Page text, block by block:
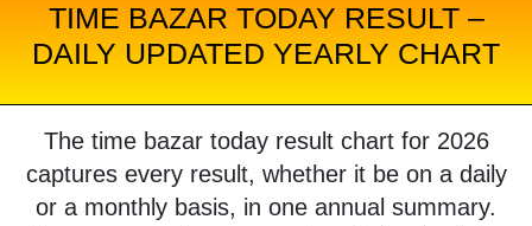
TIME BAZAR TODAY RESULT –
DAILY UPDATED YEARLY CHART
The time bazar today result chart for 2026
captures every result, whether it be on a daily
or a monthly basis, in one annual summary.